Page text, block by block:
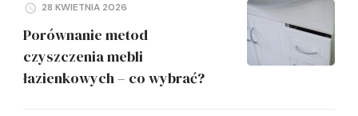
28 KWIETNIA 2026
Porównanie metod
czyszczenia mebli
łazienkowych – co wybrać?